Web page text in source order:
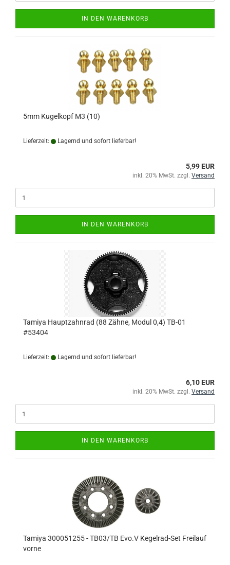
IN DEN WARENKORB
5mm Kugelkopf M3 (10)
Lieferzeit: Lagernd und sofort lieferbar!
5,99 EUR
inkl. 20% MwSt. zzgl. Versand
IN DEN WARENKORB
Tamiya Hauptzahnrad (88 Zähne, Modul 0,4) TB-01
#53404
Lieferzeit: Lagernd und sofort lieferbar!
6,10 EUR
inkl. 20% MwSt. zzgl. Versand
IN DEN WARENKORB
Tamiya 300051255 - TB03/TB Evo.V Kegelrad-Set Freilauf
vorne